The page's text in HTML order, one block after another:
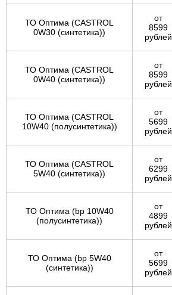
ТО Оптима (CASTROL
0W30 (синтетика))
от
8599
рублей
ТО Оптима (CASTROL
0W40 (синтетика))
от
8599
рублей
ТО Оптима (CASTROL
10W40 (полусинтетика))
от
5699
рублей
ТО Оптима (CASTROL
5W40 (синтетика))
от
6299
рублей
ТО Оптима (bp 10W40
(полусинтетика))
от
4899
рублей
ТО Оптима (bp 5W40
(синтетика))
от
5699
рублей